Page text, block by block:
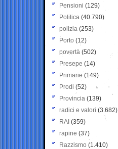
Pensioni (129)
Politica (40.790)
polizia (253)
Porto (12)
povertà (502)
Presepe (14)
Primarie (149)
Prodi (52)
Provincia (139)
radici e valori (3.682)
RAI (359)
rapine (37)
Razzismo (1.410)